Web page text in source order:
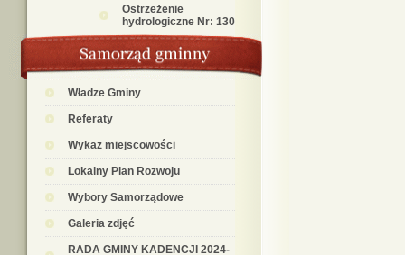
Ostrzeżenie
hydrologiczne Nr: 130
Władze Gminy
Referaty
Wykaz miejscowości
Lokalny Plan Rozwoju
Wybory Samorządowe
Galeria zdjęć
RADA GMINY KADENCJI 2024-